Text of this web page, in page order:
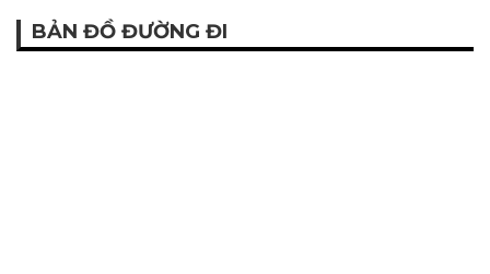
BẢN ĐỒ ĐƯỜNG ĐI